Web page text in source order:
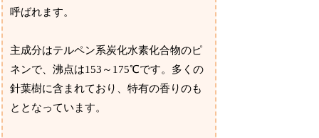
呼ばれます。
主成分はテルペン系炭化水素化合物のピ
ネンで、沸点は153～175℃です。多くの
針葉樹に含まれており、特有の香りのも
ととなっています。